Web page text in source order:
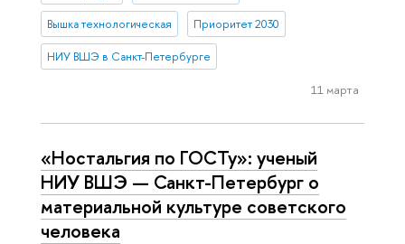
Вышка технологическая Приоритет 2030
НИУ ВШЭ в Санкт-Петербурге
11 марта
«Ностальгия по ГОСТу»: ученый
НИУ ВШЭ — Санкт-Петербург о
материальной культуре советского
человека